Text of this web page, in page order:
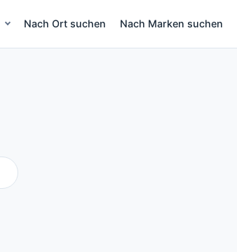
Nach Ort suchen Nach Marken suchen